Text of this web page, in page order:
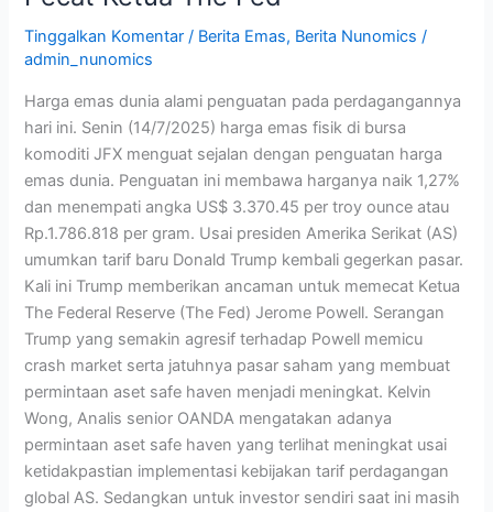
Tinggalkan Komentar / Berita Emas, Berita Nunomics /
admin_nunomics
Harga emas dunia alami penguatan pada perdagangannya
hari ini. Senin (14/7/2025) harga emas fisik di bursa
komoditi JFX menguat sejalan dengan penguatan harga
emas dunia. Penguatan ini membawa harganya naik 1,27%
dan menempati angka US$ 3.370.45 per troy ounce atau
Rp.1.786.818 per gram. Usai presiden Amerika Serikat (AS)
umumkan tarif baru Donald Trump kembali gegerkan pasar.
Kali ini Trump memberikan ancaman untuk memecat Ketua
The Federal Reserve (The Fed) Jerome Powell. Serangan
Trump yang semakin agresif terhadap Powell memicu
crash market serta jatuhnya pasar saham yang membuat
permintaan aset safe haven menjadi meningkat. Kelvin
Wong, Analis senior OANDA mengatakan adanya
permintaan aset safe haven yang terlihat meningkat usai
ketidakpastian implementasi kebijakan tarif perdagangan
global AS. Sedangkan untuk investor sendiri saat ini masih